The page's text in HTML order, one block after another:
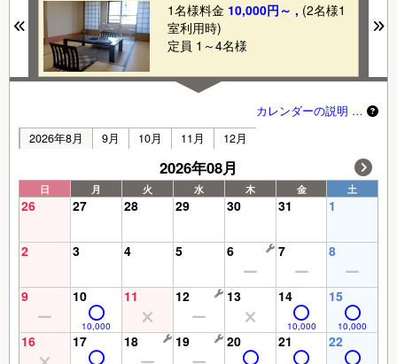
Previous
1名様料金 10,000円～ , (2名様1
室利用時)
定員 1～4名様
カレンダーの説明 …
2026年8月
9月 10月 11月 12月
2026年08月
日 月 火 水 木 金 土
26 27 28 29 30 31 1
2 3 4 5 6 7 8
9 10
10,000
11 12 13 14
10,000
15
10,000
16 17 18 19 20 21 22